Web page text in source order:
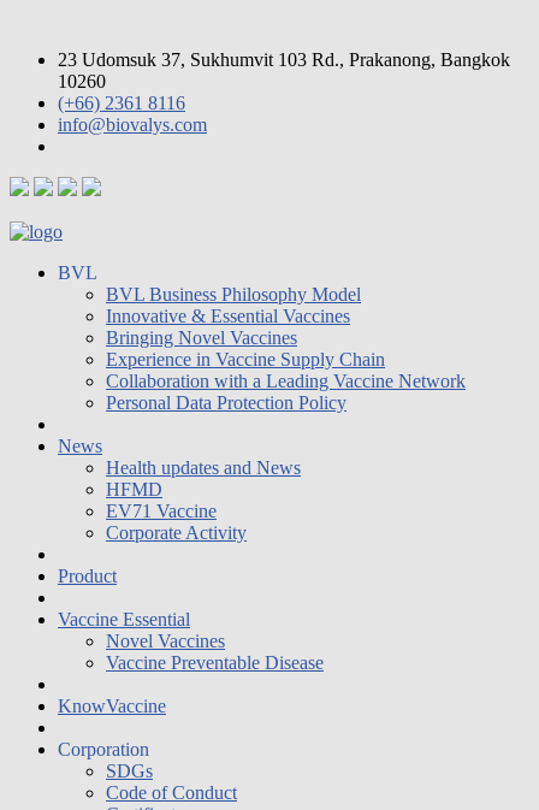
23 Udomsuk 37, Sukhumvit 103 Rd., Prakanong, Bangkok
10260
(+66) 2361 8116
info@biovalys.com
BVL
BVL Business Philosophy Model
Innovative & Essential Vaccines
Bringing Novel Vaccines
Experience in Vaccine Supply Chain
Collaboration with a Leading Vaccine Network
Personal Data Protection Policy
News
Health updates and News
HFMD
EV71 Vaccine
Corporate Activity
Product
Vaccine Essential
Novel Vaccines
Vaccine Preventable Disease
KnowVaccine
Corporation
SDGs
Code of Conduct